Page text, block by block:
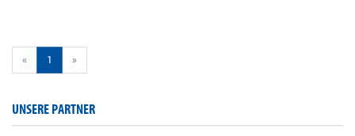
« 1 »
UNSERE PARTNER